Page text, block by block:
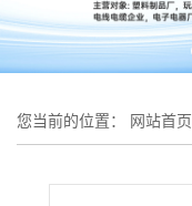
您当前的位置： 网站首页